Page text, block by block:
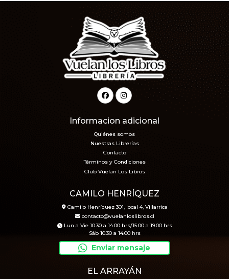
Informacion adicional
Quiénes somos
Nuestras Librerías
Contacto
Términos y Condiciones
Club Vuelan Los Libros
CAMILO HENRÍQUEZ
Camilo Henríquez 301, local 4, Villarrica
contacto@vuelanloslibros.cl
Lun a Vie 10.30 a 14.00 hrs/15.00 a 19.00 hrs
Sáb 10.30 a 14.00 hrs
Enviar mensaje
EL ARRAYÁN